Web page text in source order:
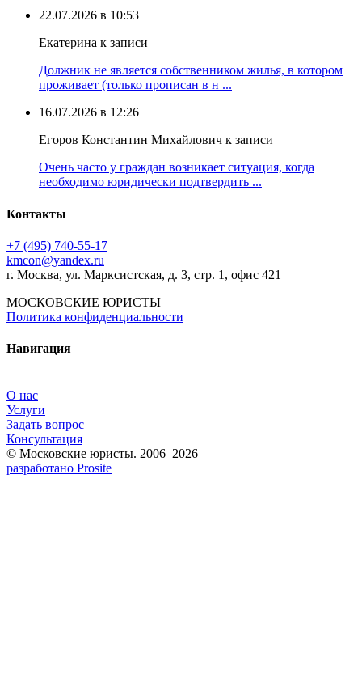
22.07.2026 в 10:53
Екатерина к записи
Должник не является собственником жилья, в котором
проживает (только прописан в н ...
16.07.2026 в 12:26
Егоров Константин Михайлович к записи
Очень часто у граждан возникает ситуация, когда
необходимо юридически подтвердить ...
Контакты
+7 (495) 740‑55‑17
kmcon@yandex.ru
г. Москва, ул. Марксистская, д. 3, стр. 1, офис 421
МОСКОВСКИЕ ЮРИСТЫ
Политика конфиденциальности
Навигация
О нас
Услуги
Задать вопрос
Консультация
© Московские юристы. 2006–2026
разработано Prosite